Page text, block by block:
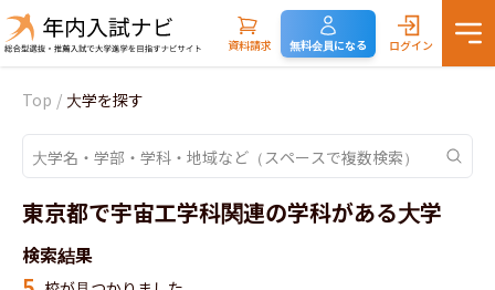
資料請求 無料会員になる ログイン
Top / 大学を探す
東京都で宇宙工学科関連の学科がある大学
検索結果